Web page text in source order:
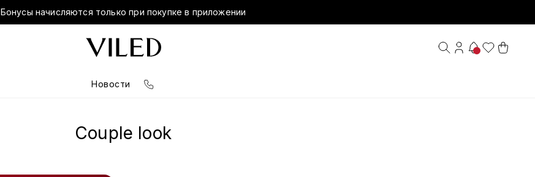
Бонусы начисляются только при покупке в приложении
Новости
Couple look